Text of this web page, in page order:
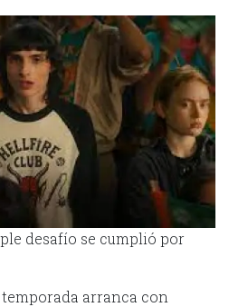
desafío se cumplió por
arranca con